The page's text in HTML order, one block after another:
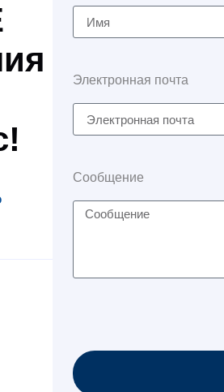
Электронная почта
Сообщение